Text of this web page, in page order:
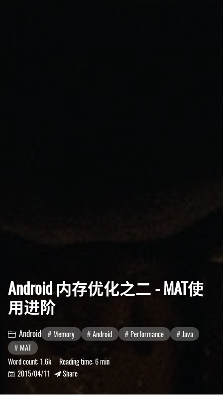
Android 内存优化之二 - MAT使
用进阶
 Android Memory Android Performance
Java
MAT
Word count:1.6k Reading time:6 min
 2015/04/11  Share